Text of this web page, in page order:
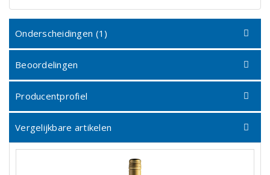
Onderscheidingen (1)
Beoordelingen
Producentprofiel
Vergelijkbare artikelen